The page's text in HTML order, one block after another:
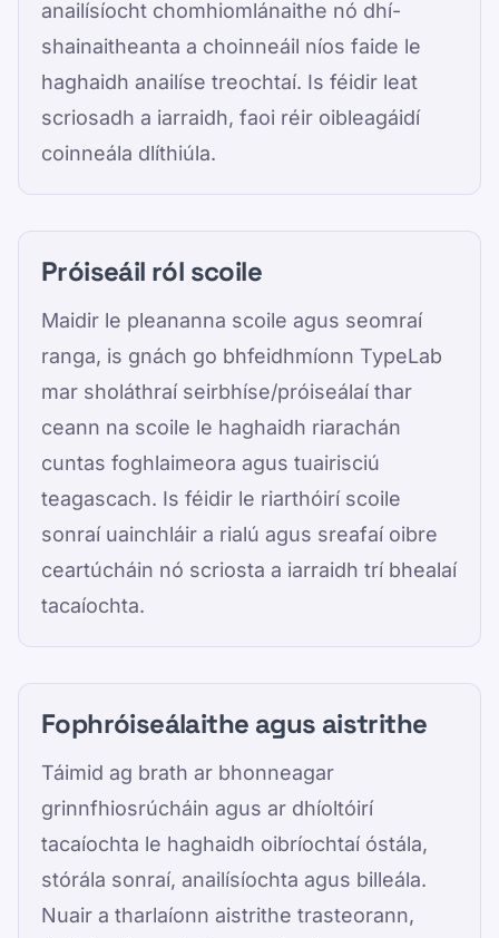
anailísíocht chomhiomlánaithe nó dhí-
shainaitheanta a choinneáil níos faide le
haghaidh anailíse treochtaí. Is féidir leat
scriosadh a iarraidh, faoi réir oibleagáidí
coinneála dlíthiúla.
Próiseáil ról scoile
Maidir le pleananna scoile agus seomraí
ranga, is gnách go bhfeidhmíonn TypeLab
mar sholáthraí seirbhíse/próiseálaí thar
ceann na scoile le haghaidh riarachán
cuntas foghlaimeora agus tuairisciú
teagascach. Is féidir le riarthóirí scoile
sonraí uainchláir a rialú agus sreafaí oibre
ceartúcháin nó scriosta a iarraidh trí bhealaí
tacaíochta.
Fophróiseálaithe agus aistrithe
Táimid ag brath ar bhonneagar
grinnfhiosrúcháin agus ar dhíoltóirí
tacaíochta le haghaidh oibríochtaí óstála,
stórála sonraí, anailísíochta agus billeála.
Nuair a tharlaíonn aistrithe trasteorann,